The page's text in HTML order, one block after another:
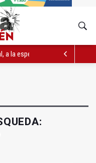
a la espera de que se restaure